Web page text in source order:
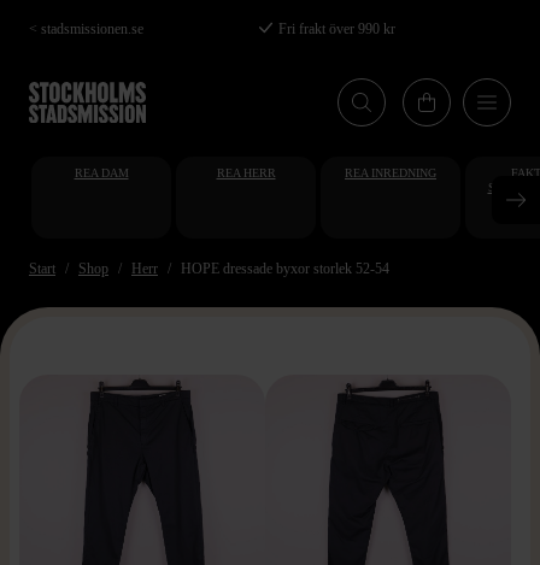
Hoppa
till
huvudinnehåll
< stadsmissionen.se Fri frakt över 990 kr
REA DAM REA HERR REA INREDNING
Start Shop Herr HOPE dressade byxor storlek 52-54